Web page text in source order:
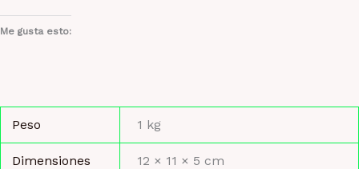
Me gusta esto:
Peso 1 kg
Dimensiones 12 × 11 × 5 cm